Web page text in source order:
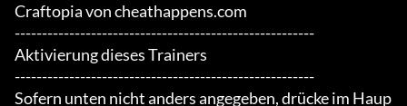
Craftopia von cheathappens.com
-------------------------------------------------------
Aktivierung dieses Trainers
-------------------------------------------------------
Sofern unten nicht anders angegeben, drücke im Haup